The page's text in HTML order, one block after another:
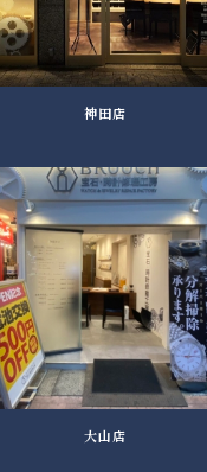
神田店
大山店